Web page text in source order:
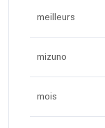
meilleurs
mizuno
mois